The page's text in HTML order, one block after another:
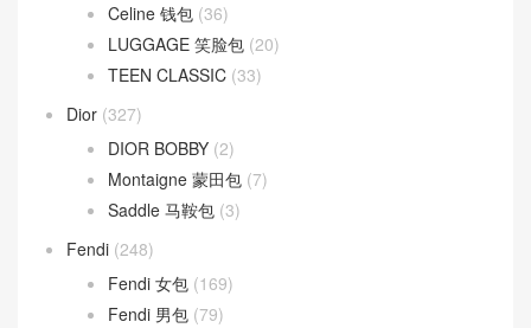
Celine 钱包 (36)
LUGGAGE 笑脸包 (20)
TEEN CLASSIC (33)
Dior (327)
DIOR BOBBY (2)
Montaigne 蒙田包 (7)
Saddle 马鞍包 (3)
Fendi (248)
Fendi 女包 (169)
Fendi 男包 (79)